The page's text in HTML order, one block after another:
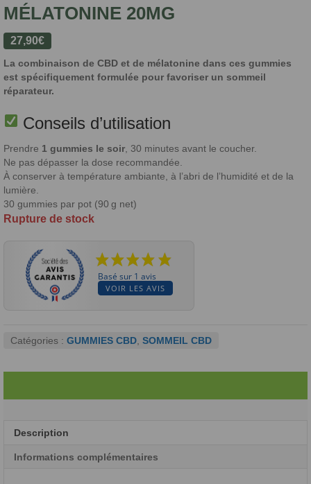
MÉLATONINE 20MG
27,90€
La combinaison de CBD et de mélatonine dans ces gummies
est spécifiquement formulée pour favoriser un sommeil
réparateur.
Conseils d’utilisation
Prendre 1 gummies le soir , 30 minutes avant le coucher.
Ne pas dépasser la dose recommandée.
À conserver à température ambiante, à l’abri de l’humidité et de la
lumière.
30 gummies par pot (90 g net)
Rupture de stock
Basé sur 1 avis
VOIR LES AVIS
Catégories : GUMMIES CBD SOMMEIL CBD
Description
Informations complémentaires